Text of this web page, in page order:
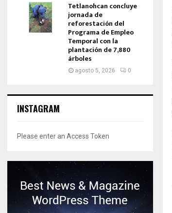
Tetlanohcan concluye
jornada de
reforestación del
Programa de Empleo
Temporal con la
plantación de 7,880
árboles
agosto 5, 2026 0
INSTAGRAM
Please enter an Access Token